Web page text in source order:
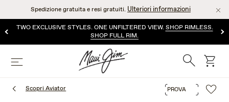
contenuto
principale
Spedizione gratuita e resi gratuiti. Ulteriori informazioni
TWO EXCLUSIVE STYLES. ONE UNFILTERED VIEW.SHOP RIMLESS.
SHOP FULL RIM.
Menù Ricerca Cart
Scopri Aviator PROVA